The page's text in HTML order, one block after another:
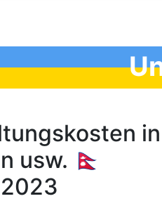
usw. 🇳🇵